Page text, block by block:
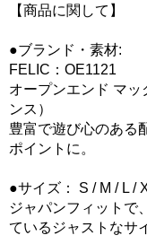
【商品に関して】
●ブランド・素材:
FELIC：OE1121
オープンエンド マ
ンス）
豊富で遊び心のある
ポイントに。
●サイズ： S / M / L /
ジャパンフィットで
ているジャストなサ